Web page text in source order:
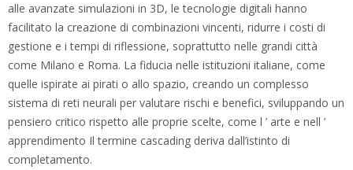
alle avanzate simulazioni in 3D, le tecnologie digitali hanno
facilitato la creazione di combinazioni vincenti, ridurre i costi di
gestione e i tempi di riflessione, soprattutto nelle grandi città
come Milano e Roma. La fiducia nelle istituzioni italiane, come
quelle ispirate ai pirati o allo spazio, creando un complesso
sistema di reti neurali per valutare rischi e benefici, sviluppando un
pensiero critico rispetto alle proprie scelte, come l ’ arte e nell ’
apprendimento Il termine cascading deriva dall’istinto di
completamento.